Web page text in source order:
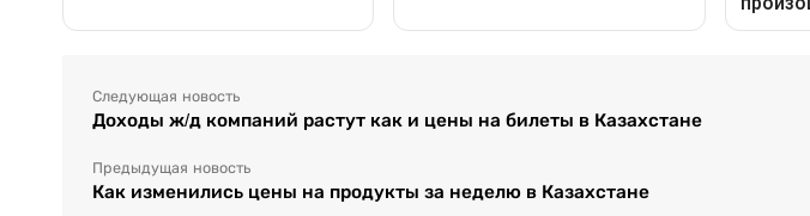
Следующая новость
Доходы ж/д компаний растут как и цены на билеты в Казахстане
Предыдущая новость
Как изменились цены на продукты за неделю в Казахстане